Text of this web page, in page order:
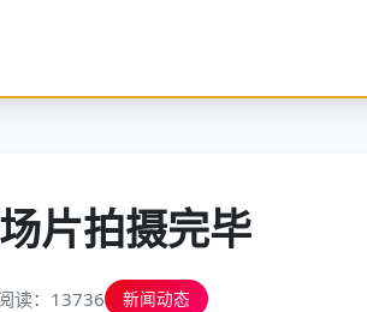
片拍摄完毕
读：13736 新闻动态